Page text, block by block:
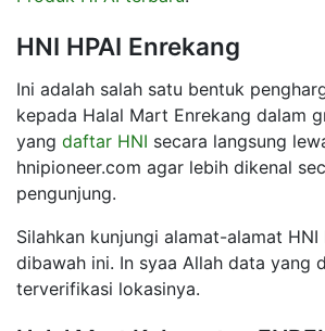
HNI HPAI Enrekang
Ini adalah salah satu bentuk
kepada Halal Mart Enrekang dalam
yang daftar HNI secara langsung
hnipioneer.com agar lebih dikenal
pengunjung.
Silahkan kunjungi alamat-alamat HNI
dibawah ini. In syaa Allah data yang
terverifikasi lokasinya.